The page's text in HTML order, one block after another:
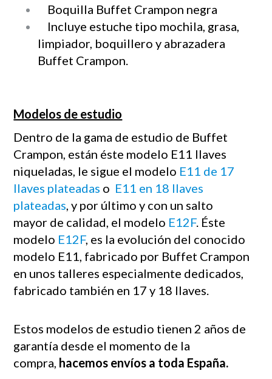
Boquilla Buffet Crampon negra
Incluye estuche tipo mochila, grasa,
limpiador, boquillero y abrazadera
Buffet Crampon.
Modelos de estudio
Dentro de la gama de estudio de Buffet
Crampon, están éste modelo E11 llaves
niqueladas, le sigue el modelo E11 de 17
llaves plateadas o E11 en 18 llaves
plateadas, y por último y con un salto
mayor de calidad, el modelo E12F. Éste
modelo E12F, es la evolución del conocido
modelo E11, fabricado por Buffet Crampon
en unos talleres especialmente dedicados,
fabricado también en 17 y 18 llaves.
Estos modelos de estudio tienen 2 años de
garantía desde el momento de la
compra, hacemos envíos a toda España.